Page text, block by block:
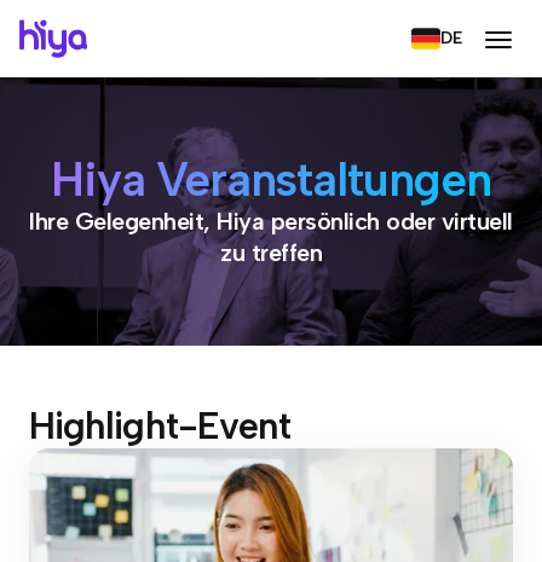
DE
Hiya Veranstaltungen
Ihre Gelegenheit, Hiya persönlich oder virtuell
zu treffen
Highlight-Event